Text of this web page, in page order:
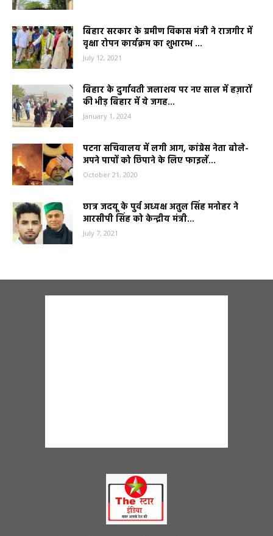
बिहार सरकार के ग्रमीण विकास मंत्री ने राजगीर में
वृक्षा रोपन कार्यक्रम का शुभारम्भ ...
July 12, 2021
बिहार के दुर्गावती जलाशय पर नए साल में हज़ारों
की भीड़ बिहार में ये जगह...
January 1, 2024
पटना सचिवालय में लगी आग, कांग्रेस नेता बोले-
अपने पापों को छिपाने के लिए फाइलें...
October 21, 2020
छात्र जदयू के पुर्व अध्यक्ष अतुल सिंह मनोहर ने
आरसीपी सिंह को केन्द्रीय मंत्री...
July 7, 2021